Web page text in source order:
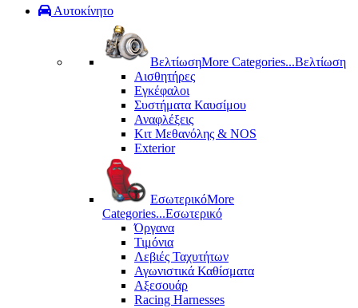
Αυτοκίνητο
ΒελτίωσηMore Categories...Βελτίωση
Αισθητήρες
Εγκέφαλοι
Συστήματα Καυσίμου
Αναφλέξεις
Κιτ Μεθανόλης & ΝΟS
Exterior
ΕσωτερικόMore
Categories...Εσωτερικό
Όργανα
Τιμόνια
Λεβιές Ταχυτήτων
Αγωνιστικά Καθίσματα
Αξεσουάρ
Racing Harnesses